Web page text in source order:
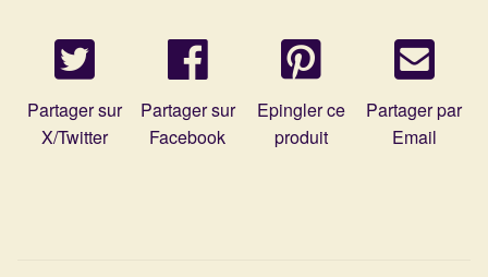
Test — Quelle Gardienne ?
La roue de l’année
Partager sur
X/Twitter
Partager sur
Facebook
Epingler ce
produit
Partager par
Email